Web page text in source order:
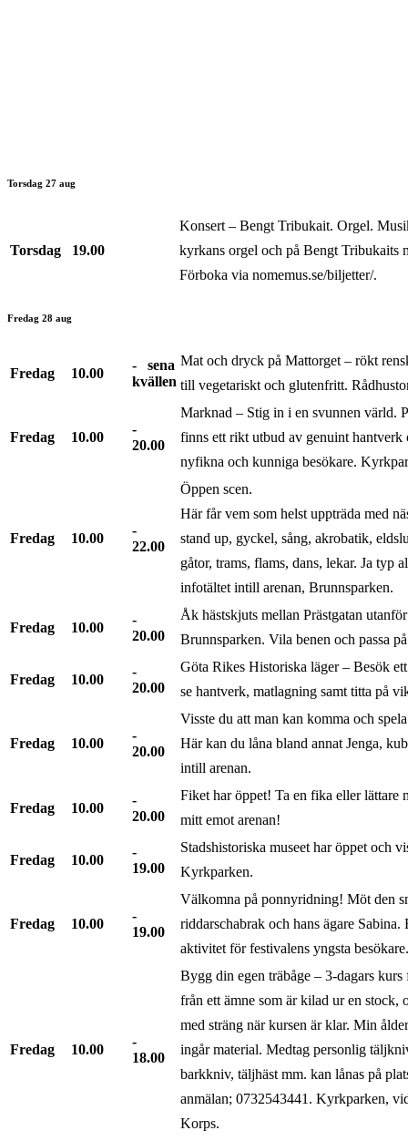
Torsdag 27 aug
Torsdag 19.00
Konsert – Bengt Tribukait. Orgel.
kyrkans orgel och på Bengt Tribukaits
Förboka via nomemus.se/biljetter/.
Fredag 28 aug
Fredag 10.00
sena
kvällen
Mat och dryck på Mattorget – rökt
till vegetariskt och glutenfritt.
Fredag 10.00
20.00
Marknad – Stig in i en svunnen värld.
finns ett rikt utbud av genuint hantverk
nyfikna och kunniga besökare.
Fredag 10.00
22.00
Öppen scen.
Här får vem som helst uppträda med
stand up, gyckel, sång, akrobatik,
gåtor, trams, flams, dans, lekar. Ja typ
infotältet intill arenan, Brunnsparken.
Fredag 10.00
20.00
Åk hästskjuts mellan Prästgatan
Brunnsparken. Vila benen och passa
Fredag 10.00
20.00
Göta Rikes Historiska läger – Besök
se hantverk, matlagning samt titta på
Fredag 10.00
20.00
Visste du att man kan komma och
Här kan du låna bland annat Jenga,
intill arenan.
Fredag 10.00
20.00
Fiket har öppet! Ta en fika eller lättare
mitt emot arenan!
Fredag 10.00
19.00
Stadshistoriska museet har öppet och
Kyrkparken.
Fredag 10.00
19.00
Välkomna på ponnyridning! Möt den
riddarschabrak och hans ägare Sabina.
aktivitet för festivalens yngsta
Fredag 10.00
18.00
Bygg din egen träbåge – 3-dagars
från ett ämne som är kilad ur en stock,
med sträng när kursen är klar. Min
ingår material. Medtag personlig
barkkniv, täljhäst mm. kan lånas på
anmälan; 0732543441. Kyrkparken,
Korps.